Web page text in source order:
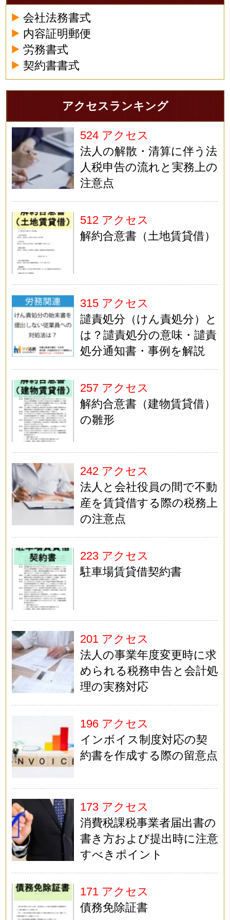
会社法務書式
内容証明郵便
労務書式
契約書書式
アクセスランキング
524 アクセス
法人の解散・清算に伴う法
人税申告の流れと実務上の
注意点
512 アクセス
解約合意書（土地賃貸借）
315 アクセス
譴責処分（けん責処分）と
は？譴責処分の意味・譴責
処分通知書・事例を解説
257 アクセス
解約合意書（建物賃貸借）
の雛形
242 アクセス
法人と会社役員の間で不動
産を賃貸借する際の税務上
の注意点
223 アクセス
駐車場賃貸借契約書
201 アクセス
法人の事業年度変更時に求
められる税務申告と会計処
理の実務対応
196 アクセス
インボイス制度対応の契
約書を作成する際の留意点
173 アクセス
消費税課税事業者届出書の
書き方および提出時に注意
すべきポイント
171 アクセス
債務免除証書